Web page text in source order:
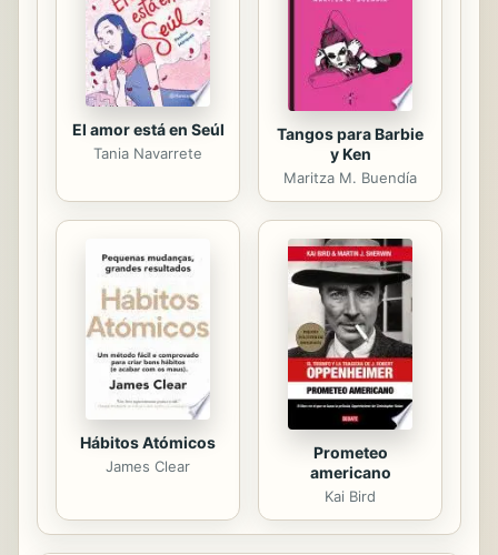
están nuestros muertos, el camino
hacia tu paz interna, el...
El amor está en Seúl
Tania Navarrete
Tangos para Barbie
y Ken
Maritza M. Buendía
Hábitos Atómicos
James Clear
Prometeo
americano
Kai Bird